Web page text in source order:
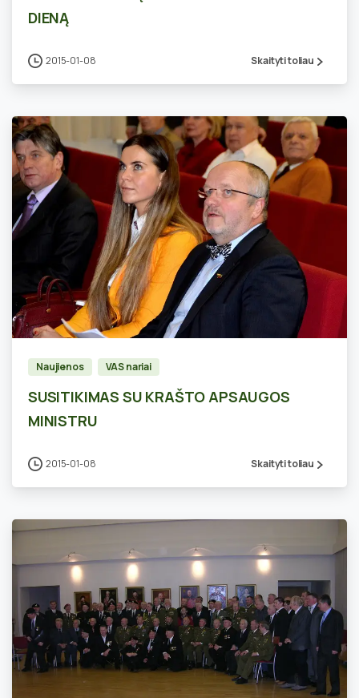
DIENĄ
2015-01-08 Skaityti toliau
0
Naujienos VAS nariai
SUSITIKIMAS SU KRAŠTO APSAUGOS
MINISTRU
2015-01-08 Skaityti toliau